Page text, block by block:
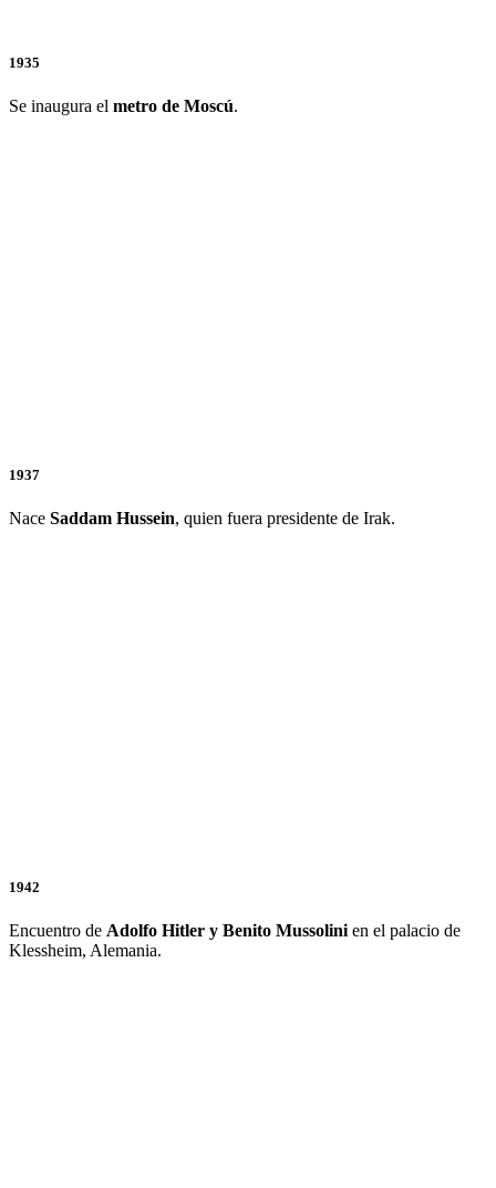
1935
Se inaugura el metro de Moscú.
1937
Nace Saddam Hussein, quien fuera presidente de Irak.
1942
Encuentro de Adolfo Hitler y Benito Mussolini en el palacio de
Klessheim, Alemania.